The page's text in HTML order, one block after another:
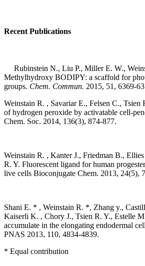
Recent Publications
Rubinstein N., Liu P., Miller E. W.,
Methylhydroxy BODIPY: a scaffold for
groups. Chem. Commun. 2015, 51, 6369-
Weinstain R. , Savariar E., Felsen C.,
of hydrogen peroxide by activatable cell-
Chem. Soc. 2014, 136(3), 874-877.
Weinstain R. , Kanter J., Friedman B.,
R. Y. Fluorescent ligand for human
live cells Bioconjugate Chem. 2013, 24(5),
Shani E. * , Weinstain R. *, Zhang y.,
Kaiserli K. , Chory J., Tsien R. Y., Estelle
accumulate in the elongating endodermal
PNAS 2013, 110, 4834-4839.
* Equal contribution